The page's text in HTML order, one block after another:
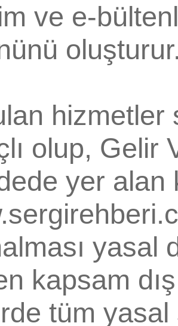
ve e-
hizmetler
olup, Gelir
yer alan
yasal
kapsam
tüm